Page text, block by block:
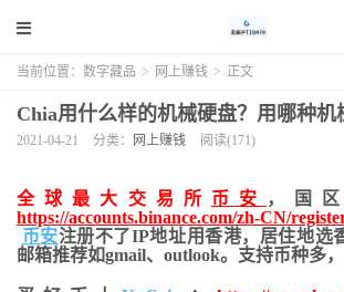
当前位置： 数字藏品 > 网上赚钱 > 正文
Chia用什么样的机械硬盘？用哪种机
2021-04-21 分类： 网上赚钱 阅读(171)
全球最大交易所 币安
，国
https://accounts.binance.com/zh-CN/
币安注册不了IP地址用香港，居住地选
邮箱推荐如gmail、outlook。支持币种多，